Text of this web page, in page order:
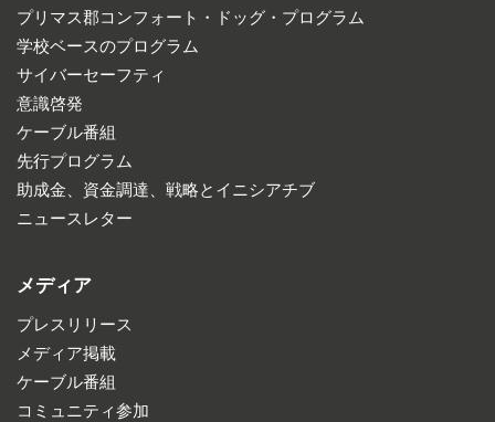
プリマス郡コンフォート・ドッグ・プログラム
学校ベースのプログラム
サイバーセーフティ
意識啓発
ケーブル番組
先行プログラム
助成金、資金調達、戦略とイニシアチブ
ニュースレター
メディア
プレスリリース
メディア掲載
ケーブル番組
コミュニティ参加